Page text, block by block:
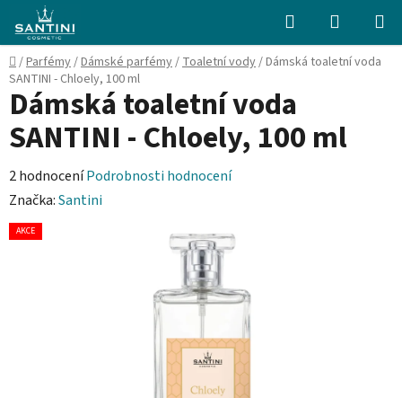
obsah
Hledat
KOŠÍK
Domů
/Parfémy/Dámské parfémy/Toaletní vody/Dámská toaletní voda
SANTINI - Chloely, 100 ml
Dámská toaletní voda
SANTINI - Chloely, 100 ml
Průměrné
hodnocení
produktu
2 hodnoceníPodrobnosti hodnocení
Značka:Santini
AKCE